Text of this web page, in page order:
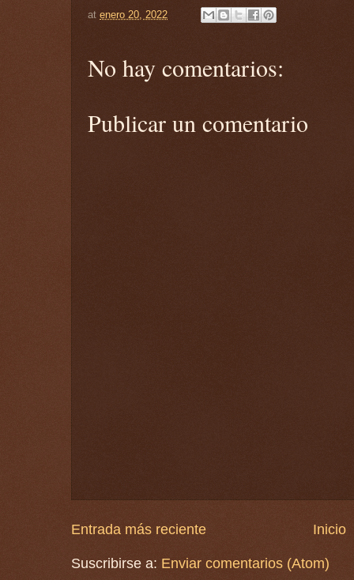
at enero 20, 2022
No hay comentarios:
Publicar un comentario
Entrada más reciente Inicio
Suscribirse a: Enviar comentarios (Atom)